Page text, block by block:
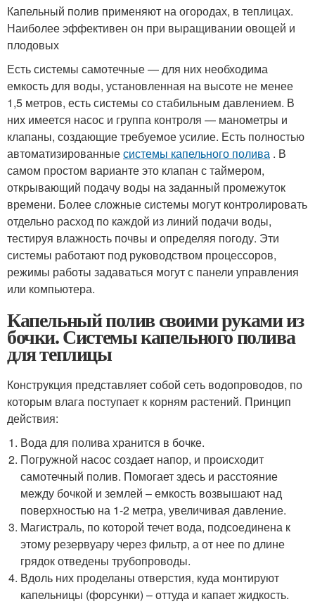
Капельный полив применяют на огородах, в теплицах.
Наиболее эффективен он при выращивании овощей и
плодовых
Есть системы самотечные — для них необходима
емкость для воды, установленная на высоте не менее
1,5 метров, есть системы со стабильным давлением. В
них имеется насос и группа контроля — манометры и
клапаны, создающие требуемое усилие. Есть полностью
автоматизированныесистемы капельного полива . В
самом простом варианте это клапан с таймером,
открывающий подачу воды на заданный промежуток
времени. Более сложные системы могут контролировать
отдельно расход по каждой из линий подачи воды,
тестируя влажность почвы и определяя погоду. Эти
системы работают под руководством процессоров,
режимы работы задаваться могут с панели управления
или компьютера.
Капельный полив своими руками из
бочки. Системы капельного полива
для теплицы
Конструкция представляет собой сеть водопроводов, по
которым влага поступает к корням растений. Принцип
действия:
Вода для полива хранится в бочке.
Погружной насос создает напор, и происходит
самотечный полив. Помогает здесь и расстояние
между бочкой и землей – емкость возвышают над
поверхностью на 1-2 метра, увеличивая давление.
Магистраль, по которой течет вода, подсоединена к
этому резервуару через фильтр, а от нее по длине
грядок отведены трубопроводы.
Вдоль них проделаны отверстия, куда монтируют
капельницы (форсунки) – оттуда и капает жидкость.